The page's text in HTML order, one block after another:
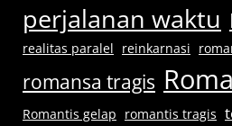
perjalanan waktu
realitas paralel reinkarnasi
romansa tragis
Romantis gelap romantis tragis